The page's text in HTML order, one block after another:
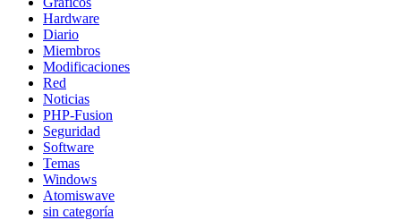
Hardware
Diario
Miembros
Modificaciones
Red
Noticias
PHP-Fusion
Seguridad
Software
Temas
Windows
Atomiswave
sin categoría